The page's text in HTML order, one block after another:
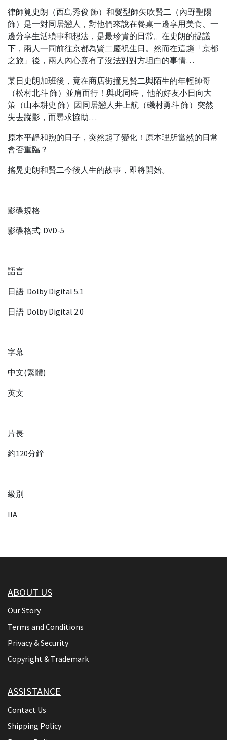
律師筧史朗（西島秀俊 飾）和髮型師矢吹賢二（內野聖陽
飾）是一對同居戀人，對他們來說在餐桌一邊享用美食、一
邊分享生活瑣事和想法，是最珍貴的日常。在史朗的提議
下，兩人一同前往京都為賢二慶祝生日。然而在這趟「京都
之旅」後，兩人內心竟有了沒法對對方坦白的事情…
某日史朗加班後，竟在商店街撞見賢二與陌生的年輕帥哥
（松村北斗 飾）並肩而行！與此同時，他的好友小日向大
策（山本耕史 飾）因同居戀人井上航（磯村勇斗 飾）突然
失去蹤影，而尋求協助…
原本平靜和煦的日子，突然起了變化！原本理所當然的日常
會否重臨？
搖晃史朗和賢二今後人生的故事，即將開始。
影碟規格
影碟格式: DVD-5
語言
日語 Dolby Digital 5.1
日語 Dolby Digital 2.0
字幕
中文(繁體)
英文
片長
約120分鐘
級別
IIA
ABOUT US
Our Story
Terms and Conditions
Privacy & Security
Copyright & Trademark
ASSISTANCE
Contact Us
Shipping Policy